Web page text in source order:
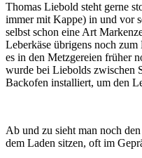
Thomas Liebold steht gerne
immer mit Kappe) in und vor
selbst schon eine Art
Leberkäse übrigens noch
es in den Metzgereien früher
wurde bei Liebolds zwischen
Backofen installiert, um den
Ab und zu sieht man noch
dem Laden sitzen, oft im